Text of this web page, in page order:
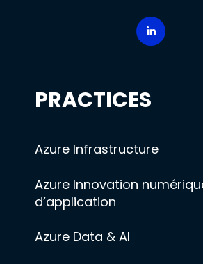
PRACTICES
Azure Infrastructure
Azure Innovation
d’application
Azure Data & AI